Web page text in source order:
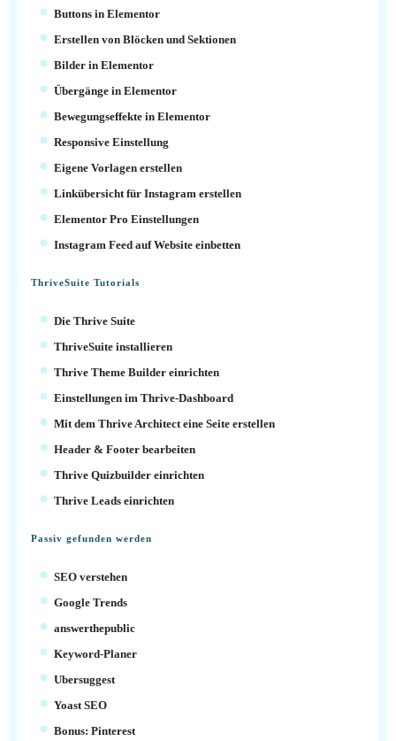
Buttons in Elementor
Erstellen von Blöcken und Sektionen
Bilder in Elementor
Übergänge in Elementor
Bewegungseffekte in Elementor
Responsive Einstellung
Eigene Vorlagen erstellen
Linkübersicht für Instagram erstellen
Elementor Pro Einstellungen
Instagram Feed auf Website einbetten
ThriveSuite Tutorials
Die Thrive Suite
ThriveSuite installieren
Thrive Theme Builder einrichten
Einstellungen im Thrive-Dashboard
Mit dem Thrive Architect eine Seite erstellen
Header & Footer bearbeiten
Thrive Quizbuilder einrichten
Thrive Leads einrichten
Passiv gefunden werden
SEO verstehen
Google Trends
answerthepublic
Keyword-Planer
Ubersuggest
Yoast SEO
Bonus: Pinterest